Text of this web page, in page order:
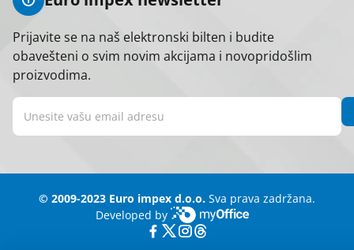
Prijavite se na naš elektronski bilten i budite
obavešteni o svim novim akcijama i novopridošlim
proizvodima.
© 2009-2023 Euro impex d.o.o. Sva prava zadržana.
Developed by
myOffice